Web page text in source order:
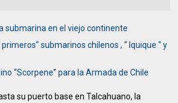
submarina en el viejo continente
submarinos chilenos , “ Iquique " y
“Scorpene” para la Armada de Chile
su puerto base en Talcahuano, la